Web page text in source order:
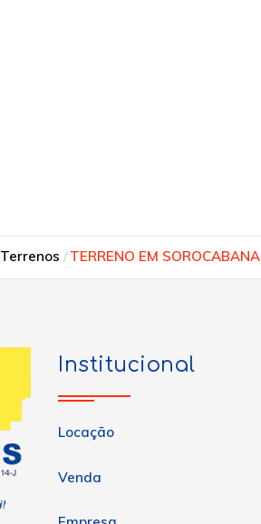
Terrenos TERRENO EM SOROCABANA
Institucional
Locação
Venda